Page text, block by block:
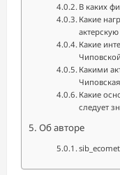
В каких
Какие
Какие
Какими
Какие
следует
Об авторе